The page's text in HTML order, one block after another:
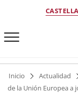
Inicio Actualidad
de la Unión Europea a